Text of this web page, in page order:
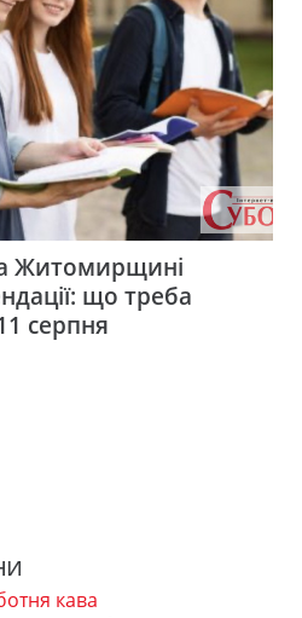
Житомирщині
що треба
серпня
кава